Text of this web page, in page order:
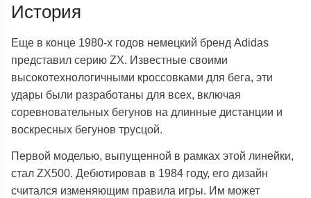
История
Еще в конце 1980-х годов немецкий бренд Adidas
представил серию ZX. Известные своими
высокотехнологичными кроссовками для бега, эти
удары были разработаны для всех, включая
соревновательных бегунов на длинные дистанции и
воскресных бегунов трусцой.
Первой моделью, выпущенной в рамках этой линейки,
стал ZX500. Дебютировав в 1984 году, его дизайн
считался изменяющим правила игры. Им может